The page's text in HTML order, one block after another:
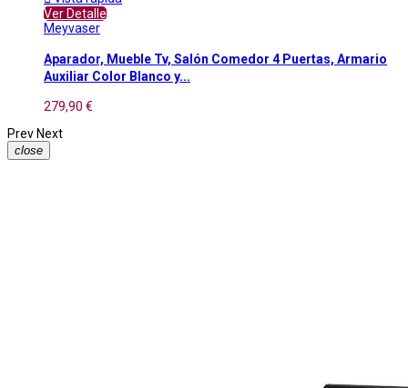
Ver Detalle
Meyvaser
Aparador, Mueble Tv, Salón Comedor 4 Puertas, Armario
Auxiliar Color Blanco y...
279,90 €
Prev Next
close